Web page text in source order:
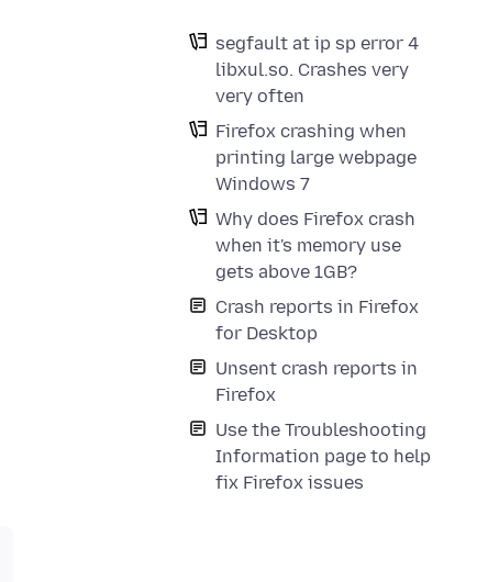
segfault at ip sp error 4
libxul.so. Crashes very
very often
Firefox crashing when
printing large webpage
Windows 7
Why does Firefox crash
when it's memory use
gets above 1GB?
Crash reports in Firefox
for Desktop
Unsent crash reports in
Firefox
Use the Troubleshooting
Information page to help
fix Firefox issues